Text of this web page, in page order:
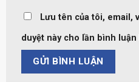
Lưu tên của tôi, email,
duyệt này cho lần bình